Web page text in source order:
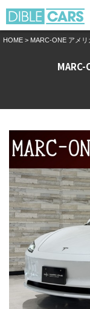
HOME > MARC-ONE アメ
MARC-